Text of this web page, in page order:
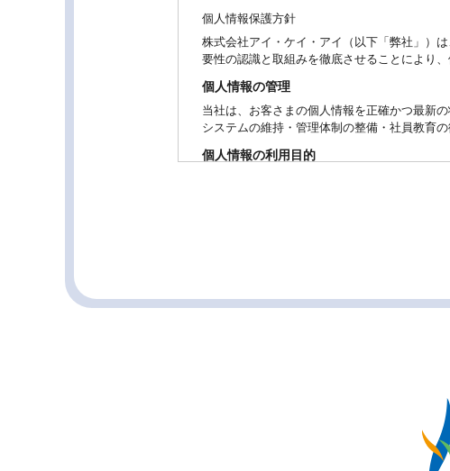
個人情報保護方針
株式会社アイ・ケイ・アイ（以下「弊社」）
要性の認識と取組みを徹底させることにより
個人情報の管理
当社は、お客さまの個人情報を正確かつ最新
システムの維持・管理体制の整備・社員教育
個人情報の利用目的
当社は、お客さまよりお預かりした個人情報
お客さまが希望されるサービスを行なうため
個人情報の安全対策
当社は、保有する個人情報に関して適用され